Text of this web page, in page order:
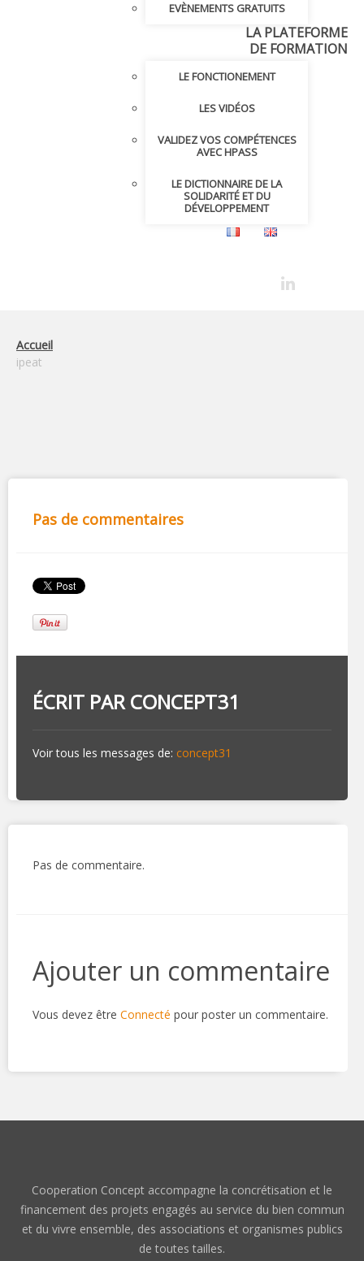
EVÈNEMENTS GRATUITS
LA PLATEFORME
DE FORMATION
LE FONCTIONEMENT
LES VIDÉOS
VALIDEZ VOS COMPÉTENCES
AVEC HPASS
LE DICTIONNAIRE DE LA
SOLIDARITÉ ET DU
DÉVELOPPEMENT
Accueil
ipeat
Pas de commentaires
ÉCRIT PARCONCEPT31
Voir tous les messages de: concept31
Pas de commentaire.
Ajouter un commentaire
Vous devez être Connecté pour poster un commentaire.
Cooperation Concept accompagne la concrétisation et le
financement des projets engagés au service du bien commun
et du vivre ensemble, des associations et organismes publics
de toutes tailles.